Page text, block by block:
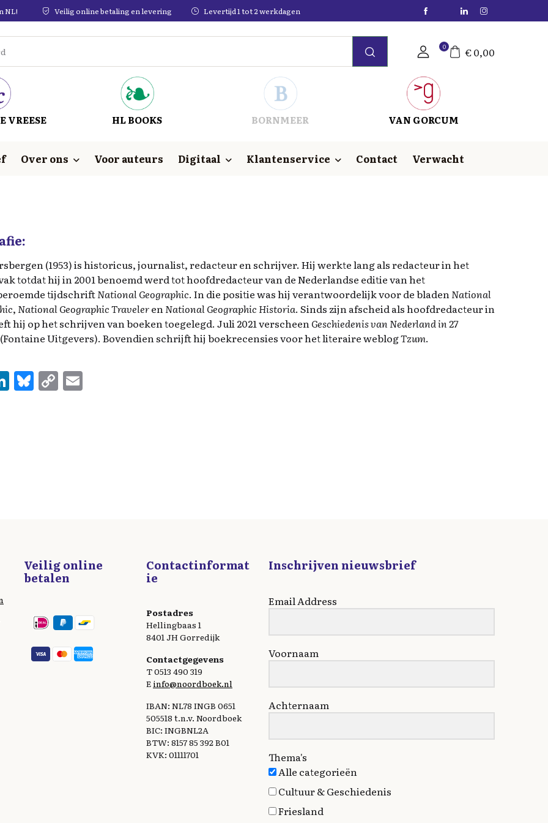
NL! Veilig online betaling en levering Levertijd 1 tot 2 werkdagen
0 €0,00
VREESE HL BOOKS BORNMEER VAN GORCUM
Over ons Voor auteurs Digitaal Klantenservice Contact Verwacht
(1953) is historicus, journalist, redacteur en schrijver. Hij werkte lang als redacteur in het
totdat hij in 2001 benoemd werd tot hoofdredacteur van de Nederlandse editie van het
tijdschriftNational Geographic. In die positie was hij verantwoordelijk voor de bladenNational
, National Geographic TravelerenNational Geographic Historia. Sinds zijn afscheid als hoofdredacteur in
hij op het schrijven van boeken toegelegd. Juli 2021 verscheenGeschiedenis van Nederland in 27
(Fontaine Uitgevers). Bovendien schrijft hij boekrecensies voor het literaire weblogTzum.
Li
n
Bl
u
C
o
Veilig online
betalen
Contactinformat
ie
Postadres
Hellingbaas 1
8401 JH Gorredijk
Contactgegevens
T 0513 490 319
E info@noordboek.nl
IBAN: NL78 INGB 0651
505518 t.n.v. Noordboek
BIC: INGBNL2A
BTW: 8157 85 392 B01
KVK: 01111701
Inschrijven nieuwsbrief
Email Address
Voornaam
Achternaam
Thema's
Alle categorieën
Cultuur & Geschiedenis
Friesland